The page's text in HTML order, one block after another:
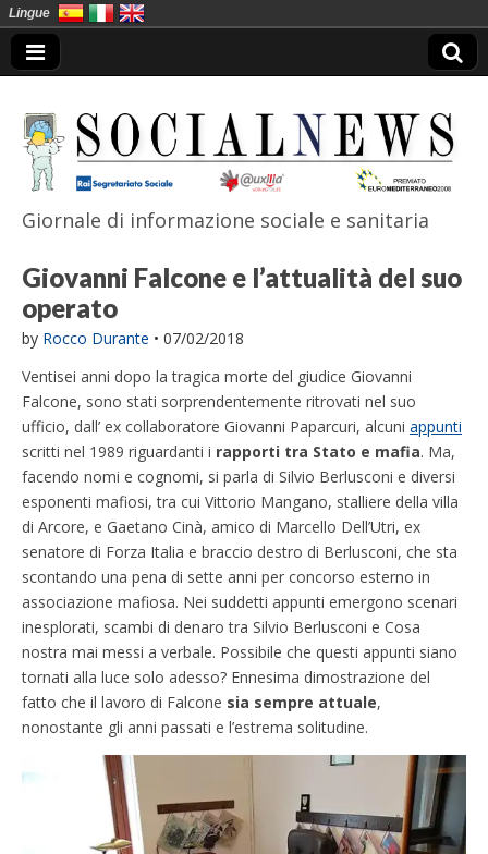
SocialNews
Giornale di informazione sociale e sanitaria
Giovanni Falcone e l’attualità del suo
operato
by Rocco Durante • 07/02/2018
Ventisei anni dopo la tragica morte del giudice Giovanni
Falcone, sono stati sorprendentemente ritrovati nel suo
ufficio, dall’ ex collaboratore Giovanni Paparcuri, alcuni appunti
scritti nel 1989 riguardanti i rapporti tra Stato e mafia. Ma,
facendo nomi e cognomi, si parla di Silvio Berlusconi e diversi
esponenti mafiosi, tra cui Vittorio Mangano, stalliere della villa
di Arcore, e Gaetano Cinà, amico di Marcello Dell’Utri, ex
senatore di Forza Italia e braccio destro di Berlusconi, che sta
scontando una pena di sette anni per concorso esterno in
associazione mafiosa. Nei suddetti appunti emergono scenari
inesplorati, scambi di denaro tra Silvio Berlusconi e Cosa
nostra mai messi a verbale. Possibile che questi appunti siano
tornati alla luce solo adesso? Ennesima dimostrazione del
fatto che il lavoro di Falcone sia sempre attuale,
nonostante gli anni passati e l’estrema solitudine.
Lingue